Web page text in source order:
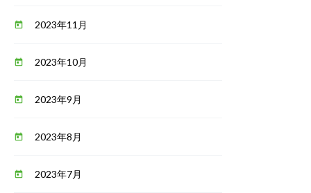
today 2023年11月
today 2023年10月
today 2023年9月
today 2023年8月
today 2023年7月